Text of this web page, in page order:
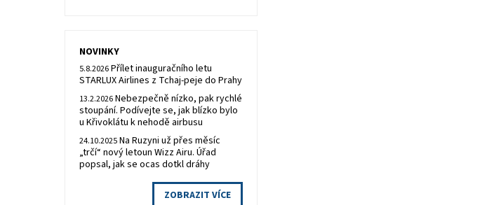
NOVINKY
5.8.2026Přílet inauguračního letu
STARLUX Airlines z Tchaj-peje do Prahy
13.2.2026Nebezpečně nízko, pak rychlé
stoupání. Podívejte se, jak blízko bylo
u Křivoklátu k nehodě airbusu
24.10.2025Na Ruzyni už přes měsíc
„trčí“ nový letoun Wizz Airu. Úřad
popsal, jak se ocas dotkl dráhy
ZOBRAZIT VÍCE